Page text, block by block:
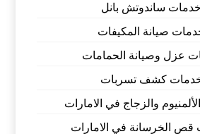
خدمات ساندوتش بانل
صيانة المكيفات
عزل وصيانة الحمامات
كشف تسربات
والزجاج في الامارات
الخرسانة في الامارات